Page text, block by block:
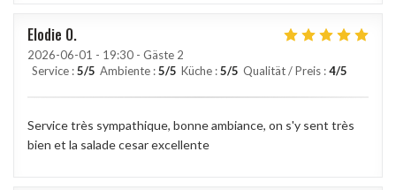
Elodie O
2026-06-01 - 19:30 - Gäste 2
Service :5/5 Ambiente :5/5 Küche :5/5 Qualität / Preis :4/5
Service très sympathique, bonne ambiance, on s'y sent très
bien et la salade cesar excellente